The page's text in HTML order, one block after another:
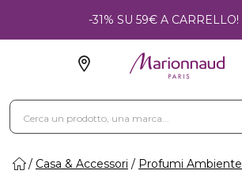
-31% SU 59€ A CARRELLO!
Casa & Accessori Profumi Ambiente